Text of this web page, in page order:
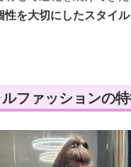
性を大切にしたスタイル
ファッションの